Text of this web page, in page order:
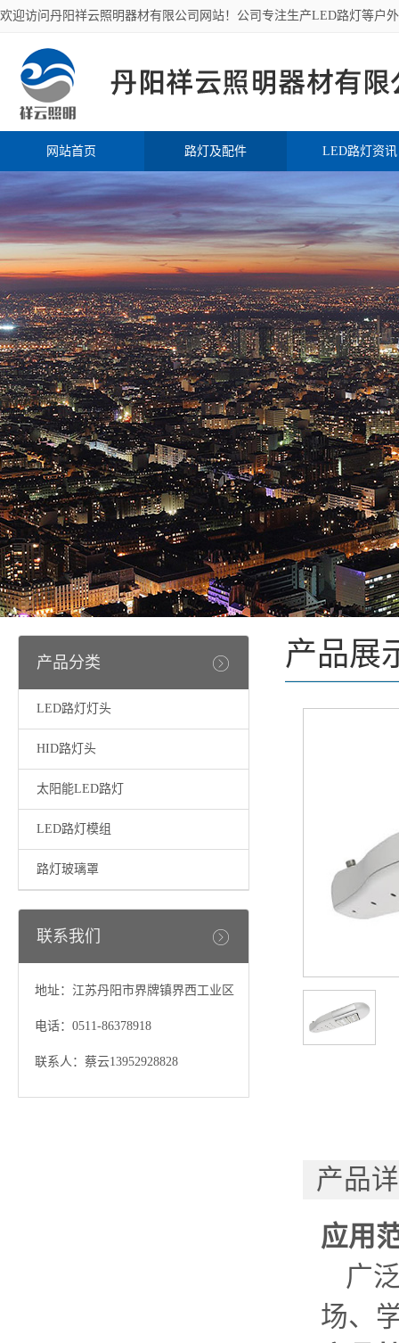
欢迎访问丹阳祥云照明器材有限公司网站！公司专注生产LED路灯等户
网站首页 路灯及配件 LED路灯资讯
产品分类
LED路灯灯头
HID路灯头
太阳能LED路灯
LED路灯模组
路灯玻璃罩
联系我们
地址：江苏丹阳市界牌镇界西工业区
电话：0511-86378918
联系人：蔡云13952928828
产品展
产品
应用
广
场、